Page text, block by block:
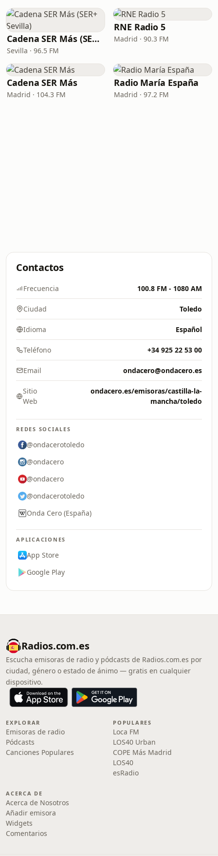
Cadena SER Más (SER+ Sevilla)
Sevilla · 96.5 FM
RNE Radio 5
Madrid · 90.3 FM
Cadena SER Más
Madrid · 104.3 FM
Radio María España
Madrid · 97.2 FM
Contactos
Frecuencia 100.8 FM - 1080 AM
Ciudad Toledo
Idioma Español
Teléfono +34 925 22 53 00
Email ondacero@ondacero.es
Sitio
Web
ondacero.es/emisoras/castilla-la-
mancha/toledo
REDES SOCIALES
@ondacerotoledo
@ondacero
@ondacero
@ondacerotoledo
Onda Cero (España)
APLICACIONES
App Store
Google Play
Radios.com.es
Escucha emisoras de radio y pódcasts de Radios.com.es por
ciudad, género o estado de ánimo — gratis en cualquier
dispositivo.
EXPLORAR
Emisoras de radio
Pódcasts
Canciones Populares
POPULARES
Loca FM
LOS40 Urban
COPE Más Madrid
LOS40
esRadio
ACERCA DE
Acerca de Nosotros
Añadir emisora
Widgets
Comentarios